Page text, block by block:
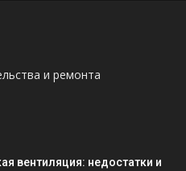
и ремонта
вентиляция: недостатки и